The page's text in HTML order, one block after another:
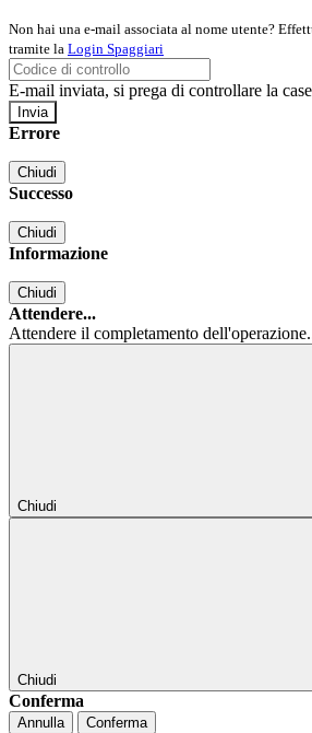
Non hai una e-mail associata al nome utente?
tramite la Login Spaggiari
E-mail inviata, si prega di controllare la
Errore
Chiudi
Successo
Chiudi
Informazione
Chiudi
Attendere...
Attendere il completamento
Chiudi
Chiudi
Conferma
Annulla Conferma